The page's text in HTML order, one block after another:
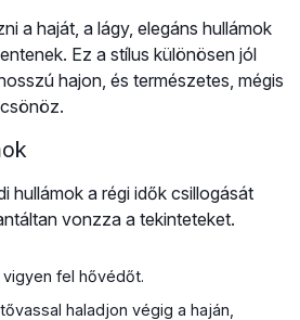
a haját, a lágy, elegáns hullámok
Ez a stílus különösen jól
hajon, és természetes, mégis
hullámok a régi idők csillogását
vonzza a tekinteteket.
fel hővédőt.
haladjon végig a haján,